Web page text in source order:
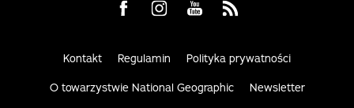
Visit us on Facebook
Visit us on Instagram
Visit us on Youtube
Visit us on Rss
Kontakt Regulamin Polityka prywatności
O towarzystwie National Geographic Newsletter